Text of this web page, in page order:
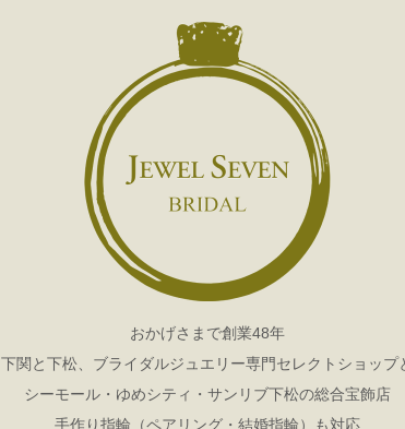
おかげさまで創業48年
下関と下松、ブライダルジュエリー専門セレクトショップ
シーモール・ゆめシティ・サンリブ下松の総合宝飾店
手作り指輪（ペアリング・結婚指輪）も対応